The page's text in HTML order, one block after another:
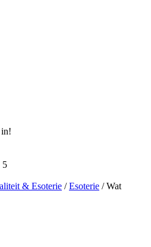
5
& Esoterie /Esoterie / Wat